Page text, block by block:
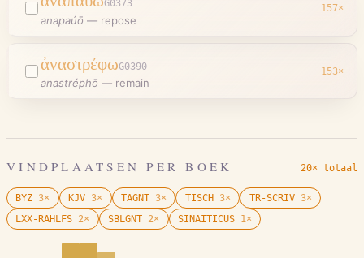
G0373
anapaúō — repose
157×
ἀναστρέφωG0390
anastréphō — remain
153×
VINDPLAATSEN PER BOEK 20× totaal
BYZ 3× KJV 3× TAGNT 3× TISCH 3× TR-SCRIV 3×
LXX-RAHLFS 2× SBLGNT 2× SINAITICUS 1×